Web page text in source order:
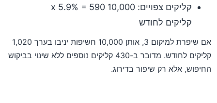
קליקים צפויים: 10,000 x 5.9% = 590
קליקים לחודש
אם שיפרת למיקום 3, אותן 10,000 חשיפות יניבו בערך 1,020
קליקים לחודש. מדובר ב-430 קליקים נוספים ללא שינוי בביקוש
החיפוש, אלא רק שיפור בדירוג.